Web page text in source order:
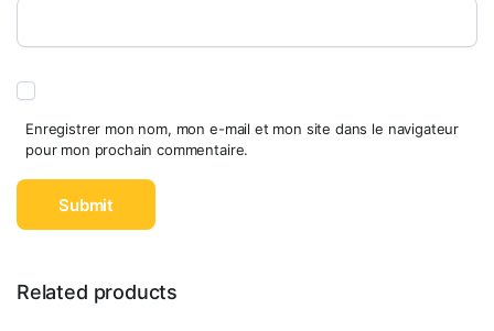
Enregistrer mon nom, mon e-mail et mon site dans le navigateur
pour mon prochain commentaire.
Related products